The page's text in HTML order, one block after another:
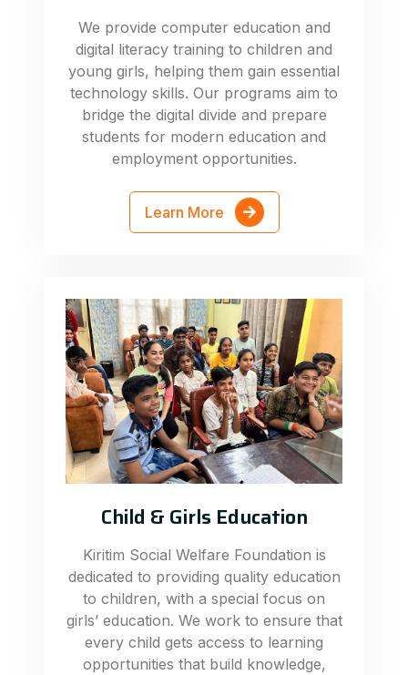
We provide computer education and
digital literacy training to children and
young girls, helping them gain essential
technology skills. Our programs aim to
bridge the digital divide and prepare
students for modern education and
employment opportunities.
Learn More
Child & Girls Education
Kiritim Social Welfare Foundation is
dedicated to providing quality education
to children, with a special focus on
girls’ education. We work to ensure that
every child gets access to learning
opportunities that build knowledge,